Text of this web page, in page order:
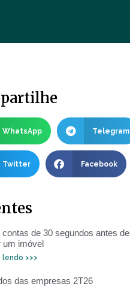
WhatsApp Telegram
Twitter Facebook
de 30 segundos antes de
um imóvel
>>>
das empresas 2T26